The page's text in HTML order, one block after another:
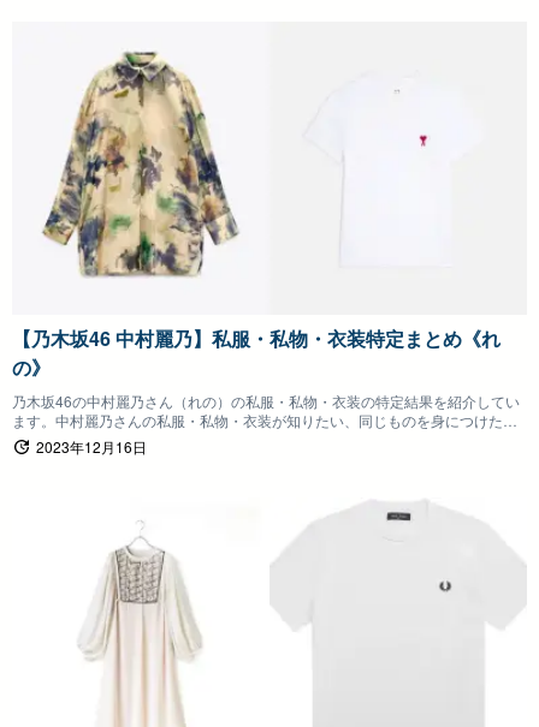
【乃木坂46 中村麗乃】私服・私物・衣装特定まとめ《れ
の》
乃木坂46の中村麗乃さん（れの）の私服・私物・衣装の特定結果を紹介してい
ます。中村麗乃さんの私服・私物・衣装が知りたい、同じものを身につけたい
ファンの方は参考にしていただけると嬉しいです。
2023年12月16日